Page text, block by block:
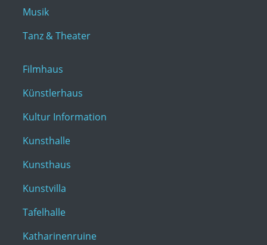
Musik
Tanz & Theater
Filmhaus
Künstlerhaus
Kultur Information
Kunsthalle
Kunsthaus
Kunstvilla
Tafelhalle
Katharinenruine